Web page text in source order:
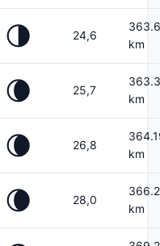
🌗 24,6
km
🌘 25,7
km
🌘 26,8
km
🌘 28,0
km